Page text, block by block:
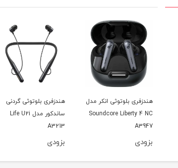
هندزفری بلوتوثی انکر مدل
Soundcore Liberty 4 NC
A3947
بزودی
هندزفری بلوتوثی گردنی
ساندکور مدل Life U2i
A3213
بزودی